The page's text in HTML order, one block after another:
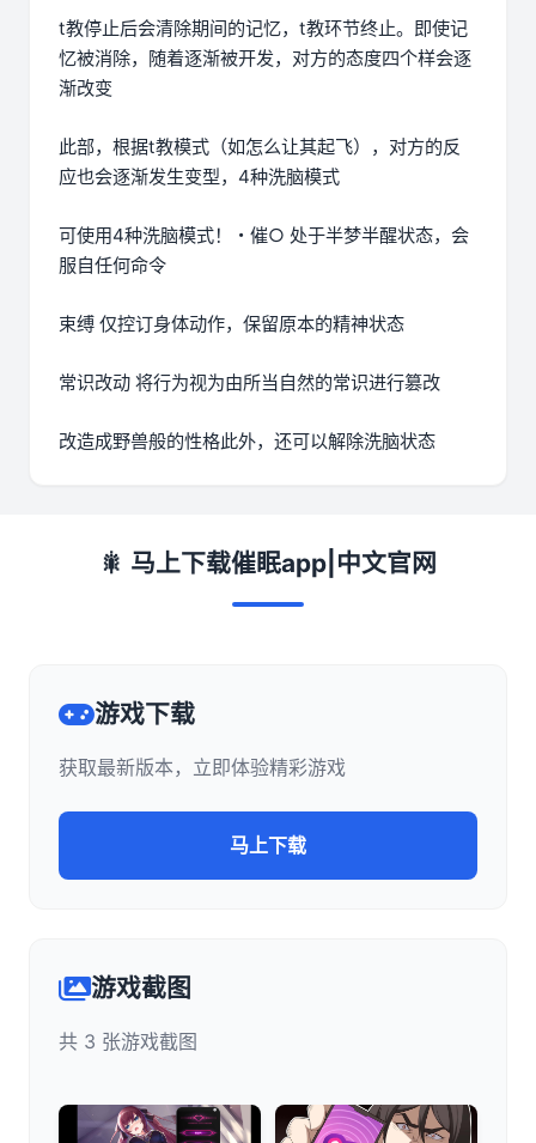
t教停止后会清除期间的记忆，t教环节终止。即使记
忆被消除，随着逐渐被开发，对方的态度四个样会逐
渐改变
此部，根据t教模式（如怎么让其起飞），对方的反
应也会逐渐发生变型，4种洗脑模式
可使用4种洗脑模式！・催○ 处于半梦半醒状态，会
服自任何命令
束缚 仅控订身体动作，保留原本的精神状态
常识改动 将行为视为由所当自然的常识进行篡改
改造成野兽般的性格此外，还可以解除洗脑状态
🎇 马上下载催眠app|中文官网
游戏下载
获取最新版本，立即体验精彩游戏
马上下载
游戏截图
共 3 张游戏截图